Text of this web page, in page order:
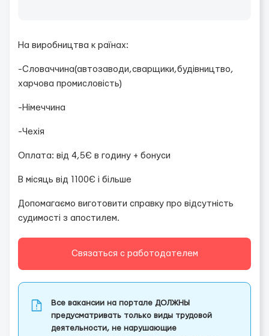
На виробництва к раїнах:
-Словаччина(автозаводи,сварщики,будівництво,
харчова промисловість)
-Німеччина
-Чехія
Оплата: від 4,5Є в годину + бонуси
В місяць від 1100Є і більше
Допомагаємо виготовити справку про відсутність
судимості з апостилем.
Связаться с работодателем
Все вакансии на портале ДОЛЖНЫ
предусматривать только виды трудовой
деятельности, не нарушающие